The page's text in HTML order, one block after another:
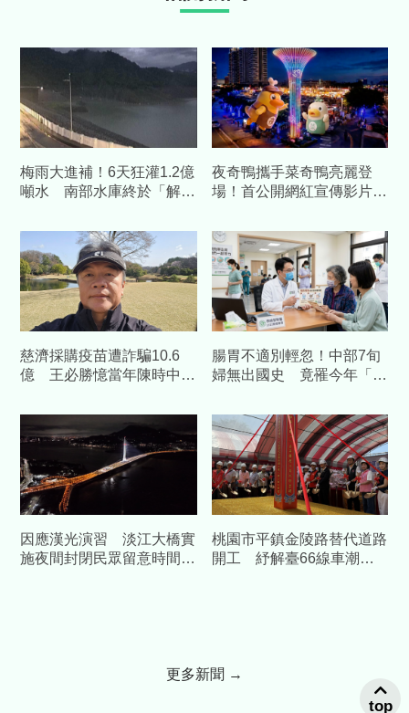
梅雨大進補！6天狂灌1.2億
噸水 南部水庫終於「解
夜奇鴨攜手菜奇鴨亮麗登
場！首公開網紅宣傳影片
慈濟採購疫苗遭詐騙10.6
億 王必勝憶當年陳時中睿
腸胃不適別輕忽！中部7旬
婦無出國史 竟罹今年「首
因應漢光演習 淡江大橋實
施夜間封閉民眾留意時間改
桃園市平鎮金陵路替代道路
開工 紓解臺66線車潮中
更多新聞 →
top